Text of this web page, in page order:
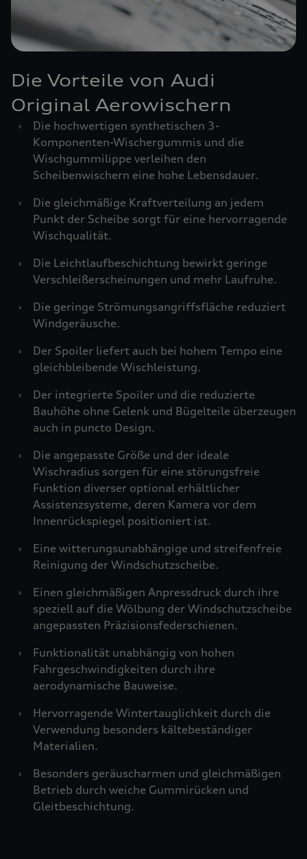
Die Vorteile von Audi
Original Aerowischern
›
Die hochwertigen synthetischen 3-
Komponenten-Wischergummis und die
Wischgummilippe verleihen den
Scheibenwischern eine hohe Lebensdauer.
›
Die gleichmäßige Kraftverteilung an jedem
Punkt der Scheibe sorgt für eine hervorragende
Wischqualität.
›
Die Leichtlaufbeschichtung bewirkt geringe
Verschleißerscheinungen und mehr Laufruhe.
›
Die geringe Strömungsangriffsfläche reduziert
Windgeräusche.
›
Der Spoiler liefert auch bei hohem Tempo eine
gleichbleibende Wischleistung.
›
Der integrierte Spoiler und die reduzierte
Bauhöhe ohne Gelenk und Bügelteile überzeugen
auch in puncto Design.
›
Die angepasste Größe und der ideale
Wischradius sorgen für eine störungsfreie
Funktion diverser optional erhältlicher
Assistenzsysteme, deren Kamera vor dem
Innenrückspiegel positioniert ist.
›
Eine witterungsunabhängige und streifenfreie
Reinigung der Windschutzscheibe.
›
Einen gleichmäßigen Anpressdruck durch ihre
speziell auf die Wölbung der Windschutzscheibe
angepassten Präzisionsfederschienen.
›
Funktionalität unabhängig von hohen
Fahrgeschwindigkeiten durch ihre
aerodynamische Bauweise.
›
Hervorragende Wintertauglichkeit durch die
Verwendung besonders kältebeständiger
Materialien.
›
Besonders geräuscharmen und gleichmäßigen
Betrieb durch weiche Gummirücken und
Gleitbeschichtung.